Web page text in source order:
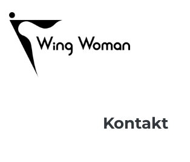
Kontakt